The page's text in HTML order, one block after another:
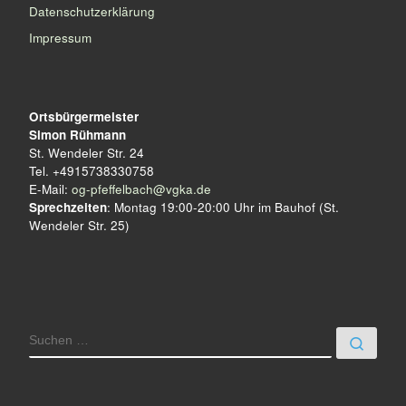
a
u
n
g
Datenschutzerklärung
Impressum
Ortsbürgermeister
Simon Rühmann
St. Wendeler Str. 24
Tel. +4915738330758
E-Mail: og-pfeffelbach@vgka.de
Sprechzeiten: Montag 19:00-20:00 Uhr im Bauhof (St.
Wendeler Str. 25)
SUCHE